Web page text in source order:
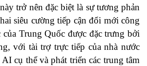
trở nên đặc biệt là sự tương phản
siêu cường tiếp cận đổi mới công
của Trung Quốc được đặc trưng bởi
với tài trợ trực tiếp của nhà nước
cụ thể và phát triển các trung tâm